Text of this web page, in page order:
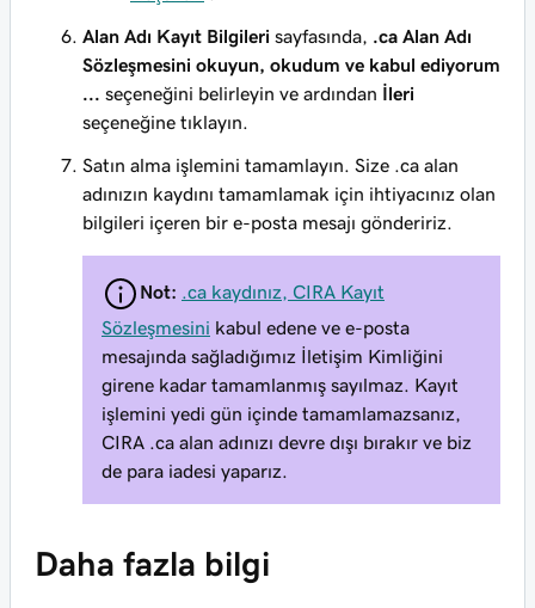
Alan Adı Kayıt Bilgileri sayfasında,
.ca Alan Adı
Sözleşmesini okuyun, okudum ve kabul ediyorum
... seçeneğini belirleyin ve ardından İleri
seçeneğine tıklayın.
Satın alma işlemini tamamlayın. Size .ca alan
adınızın kaydını tamamlamak için ihtiyacınız olan
bilgileri içeren bir e-posta mesajı göndeririz.
Not:
.ca kaydınız, CIRA Kayıt
Sözleşmesini kabul edene ve e-posta
mesajında sağladığımız İletişim Kimliğini
girene kadar tamamlanmış sayılmaz. Kayıt
işlemini yedi gün içinde tamamlamazsanız,
CIRA .ca alan adınızı devre dışı bırakır ve biz
de para iadesi yaparız.
Daha fazla bilgi